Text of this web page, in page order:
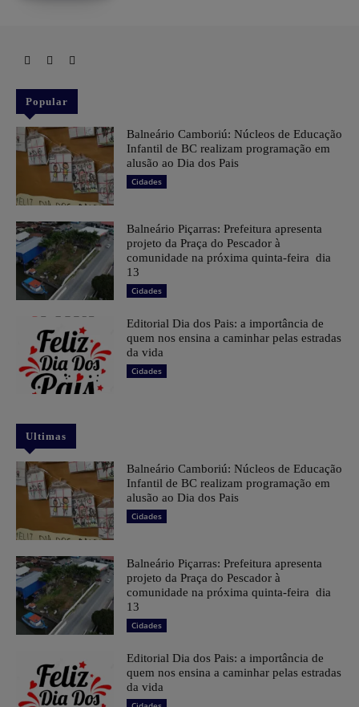
Popular
Balneário Camboriú: Núcleos de Educação
Infantil de BC realizam programação em
alusão ao Dia dos Pais
Cidades
Balneário Piçarras: Prefeitura apresenta
projeto da Praça do Pescador à
comunidade na próxima quinta-feira dia
13
Cidades
Editorial Dia dos Pais: a importância de
quem nos ensina a caminhar pelas estradas
da vida
Cidades
Ultimas
Balneário Camboriú: Núcleos de Educação
Infantil de BC realizam programação em
alusão ao Dia dos Pais
Cidades
Balneário Piçarras: Prefeitura apresenta
projeto da Praça do Pescador à
comunidade na próxima quinta-feira dia
13
Cidades
Editorial Dia dos Pais: a importância de
quem nos ensina a caminhar pelas estradas
da vida